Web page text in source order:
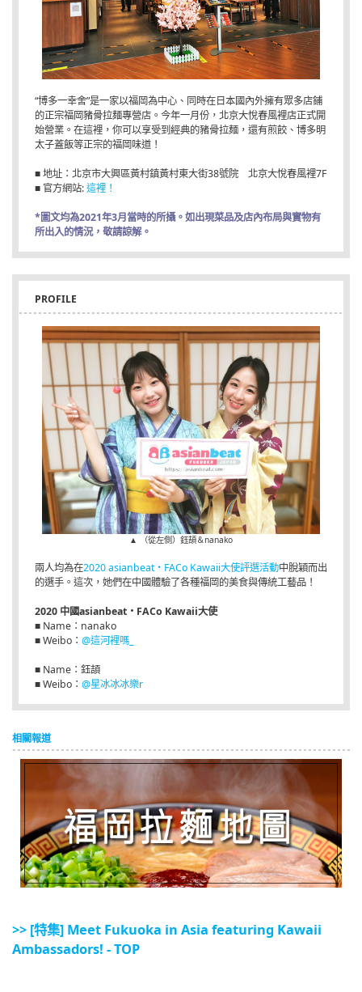
“博多一幸舍”是一家以福岡為中心、同時在日本國內外擁有眾多店鋪
的正宗福岡豬骨拉麺專營店。今年一月份，北京大悅春風裡店正式開
始營業。在這裡，你可以享受到經典的豬骨拉麺，還有煎餃、博多明
太子蓋飯等正宗的福岡味道！
■ 地址：北京市大興區黃村鎮黃村東大街38號院 北京大悅春風裡7F
■ 官方網站:這裡！
*圖文均為2021年3月當時的所攝。如出現菜品及店內布局與實物有
所出入的情況，敬請諒解。
PROFILE
▲ （從左側）鈺頡＆nanako
兩人均為在2020 asianbeat・FACo Kawaii大使評選活動中脫穎而出
的選手。這次，她們在中國體驗了各種福岡的美食與傳統工藝品！
2020 中國asianbeat・FACo Kawaii大使
■ Name：nanako
■ Weibo： @這河裡嗎_
■ Name：鈺頡
■ Weibo： @星冰冰冰樂r
相關報道
>> [特集] Meet Fukuoka in Asia featuring Kawaii
Ambassadors! - TOP